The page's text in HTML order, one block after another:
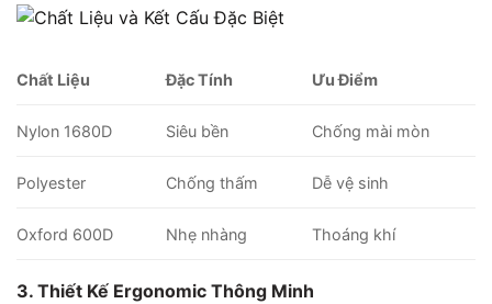
Chất Liệu Đặc Tính Ưu Điểm
Nylon 1680D Siêu bền Chống mài mòn
Polyester Chống thấm Dễ vệ sinh
Oxford 600D Nhẹ nhàng Thoáng khí
3. Thiết Kế Ergonomic Thông Minh